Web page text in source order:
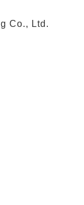
Co., Ltd.